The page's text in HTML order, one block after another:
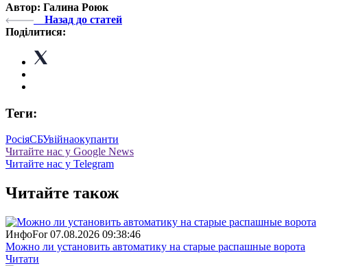
Автор: Галина Роюк
Назад до статей
Поділитися:
Теги:
РосіяСБУвійнаокупанти
Читайте нас у Google News
Читайте нас у Telegram
Читайте також
ИнфоFor 07.08.2026 09:38:46
Можно ли установить автоматику на старые распашные ворота
Читати